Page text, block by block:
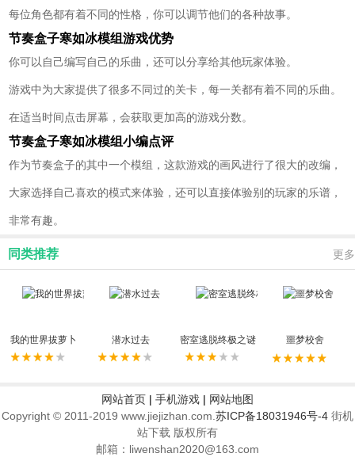
每位角色都有着不同的性格，你可以调节他们的各种故事。
节奏盒子寒如冰模组游戏优势
你可以自己编写自己的乐曲，还可以分享给其他玩家体验。
游戏中为大家提供了很多不同过的关卡，每一关都有着不同的乐曲。
在适当时间点击屏幕，会获取更加高的游戏分数。
节奏盒子寒如冰模组小编点评
作为节奏盒子的其中一个模组，这款游戏的画风进行了很大的改编，
大家选择自己喜欢的模式来体验，还可以直接体验别的玩家的乐谱，
非常有趣。
同类推荐 更多
我的世界拔萝卜 潜水过去 密室逃脱终极之谜 噩梦校舍
网站首页 | 手机游戏 | 网站地图
Copyright © 2011-2019 www.jiejizhan.com. 苏ICP备18031946号-4 街机
站下载 版权所有
邮箱：liwenshan2020@163.com